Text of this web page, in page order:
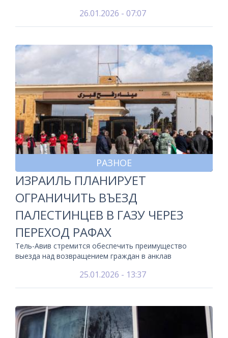
26.01.2026 - 07:07
РАЗНОЕ
ИЗРАИЛЬ ПЛАНИРУЕТ
ОГРАНИЧИТЬ ВЪЕЗД
ПАЛЕСТИНЦЕВ В ГАЗУ ЧЕРЕЗ
ПЕРЕХОД РАФАХ
Тель-Авив стремится обеспечить преимущество
выезда над возвращением граждан в анклав
25.01.2026 - 13:37